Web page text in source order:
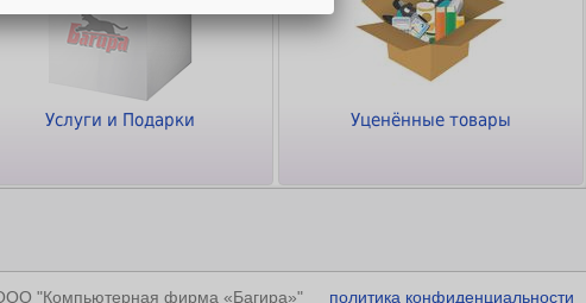
Услуги и Подарки Уценённые товары
"Компьютерная фирма «Багира»" политика конфиденциальности